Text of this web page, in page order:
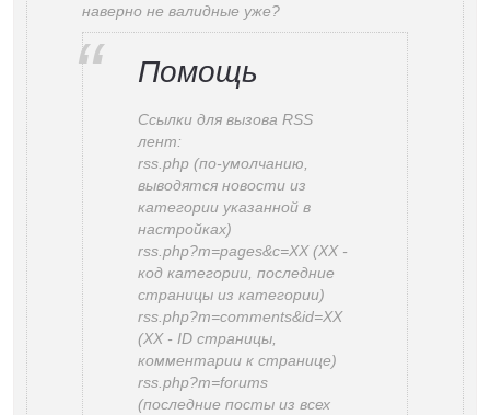
наверно не валидные уже?
Помощь
Ссылки для вызова RSS
лент:
rss.php (по-умолчанию,
выводятся новости из
категории указанной в
настройках)
rss.php?m=pages&c=XX (XX -
код категории, последние
страницы из категории)
rss.php?m=comments&id=XX
(XX - ID страницы,
комментарии к странице)
rss.php?m=forums
(последние посты из всех